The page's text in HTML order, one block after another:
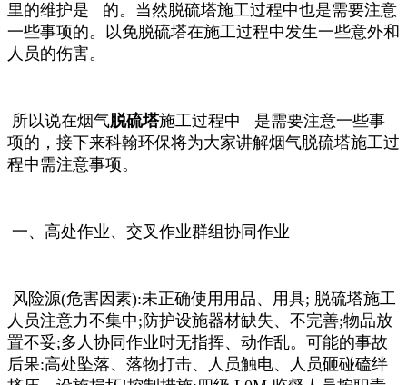
里的维护是 的。当然脱硫塔施工过程中也是需要注意
一些事项的。以免脱硫塔在施工过程中发生一些意外和
人员的伤害。
所以说在烟气脱硫塔施工过程中 是需要注意一些事
项的，接下来科翰环保将为大家讲解烟气脱硫塔施工过
程中需注意事项。
一、高处作业、交叉作业群组协同作业
风险源(危害因素):未正确使用 用品、用具; 脱硫塔施工
人员注意力不集中;防护设施器材缺失、不完善;物品放
置不妥;多人协同作业时无指挥、动作乱。可能的事故
后果:高处坠落、落物打击、人员触电、人员砸碰磕绊